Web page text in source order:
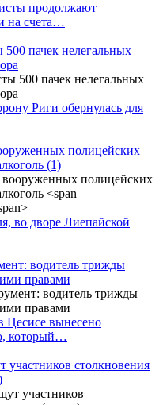
продолжают
на счета…
пачек нелегальных
Риги обернулась для
полицейских
(1)
во дворе Лиепайской
водитель трижды
правами
Цесисе вынесено
который…
участников столкновения